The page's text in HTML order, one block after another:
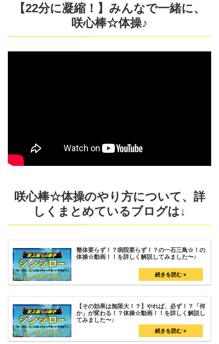
【22分に凝縮！】みんなで一緒に、
咲心棒☆体操♪
咲心棒☆体操のやり方について、詳
しくまとめているブログは↓
整体要らず！？病院要らず！？の一石三鳥☆！の
体操☆動画！！を詳しく解説してみました〜♪
【その効果は無限大！？】やれば、必ず！？「何
か」が変わる！？体操☆動画！！を詳しく解説し
てみました〜♪